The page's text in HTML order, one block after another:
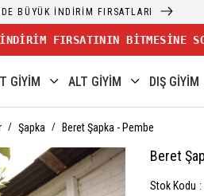
BÜYÜK İNDİRİM FIRSATLARI
FIRSATININ BİTMESİNE
GİYİM ALT GİYİM DIŞ GİYİM
Şapka Beret Şapka - Pembe
Beret
Stok Kodu